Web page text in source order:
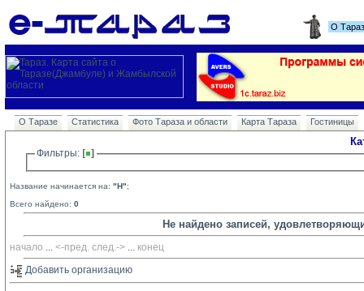
О
О Таразе Статистика Фото Тараза и области Карта Тараза Гостиницы
Фильтры:
Название начинается на: "H";
Всего найдено: 0
Не найдено записей,
начало ... <-пред. след.-> ... конец
Добавить организацию